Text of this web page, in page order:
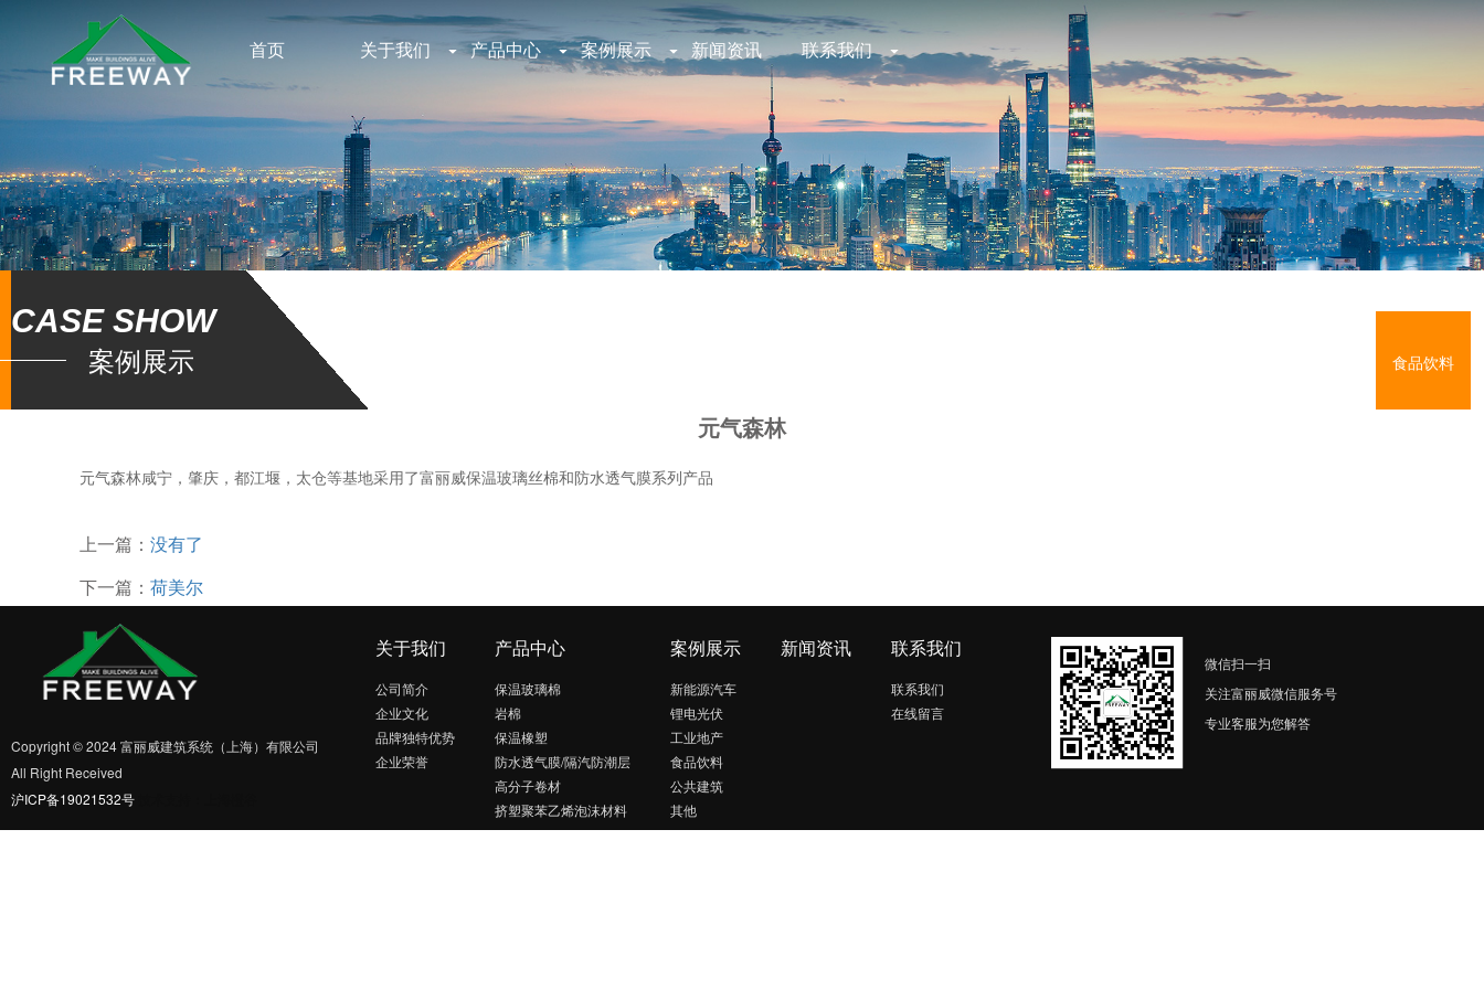
首页 关于我们 产品中心 案例展示 新闻资讯 联系我们
CASE SHOW
案例展示 食品饮料
元气森林
元气森林咸宁，肇庆，都江堰，太仓等基地采用了富丽威保温玻璃丝棉和防水透气膜系列产品
上一篇： 没有了
下一篇： 荷美尔
Copyright © 2024 富丽威建筑系统（上海）有限公司
All Right Received
沪ICP备19021532号
关于我们
公司简介
企业文化
品牌独特优势
企业荣誉
产品中心
保温玻璃棉
岩棉
保温橡塑
防水透气膜/隔汽防潮层
高分子卷材
挤塑聚苯乙烯泡沫材料
案例展示
新能源汽车
锂电光伏
工业地产
食品饮料
公共建筑
其他
新闻资讯 联系我们
联系我们
在线留言
微信扫一扫
关注富丽威微信服务号
专业客服为您解答